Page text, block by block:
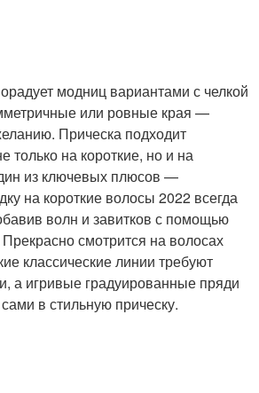
модниц вариантами с челкой
или ровные края —
Прическа подходит
только на короткие, но и на
из ключевых плюсов —
на короткие волосы 2022 всегда
волн и завитков с помощью
смотрится на волосах
классические линии требуют
а игривые градуированные пряди
в стильную прическу.